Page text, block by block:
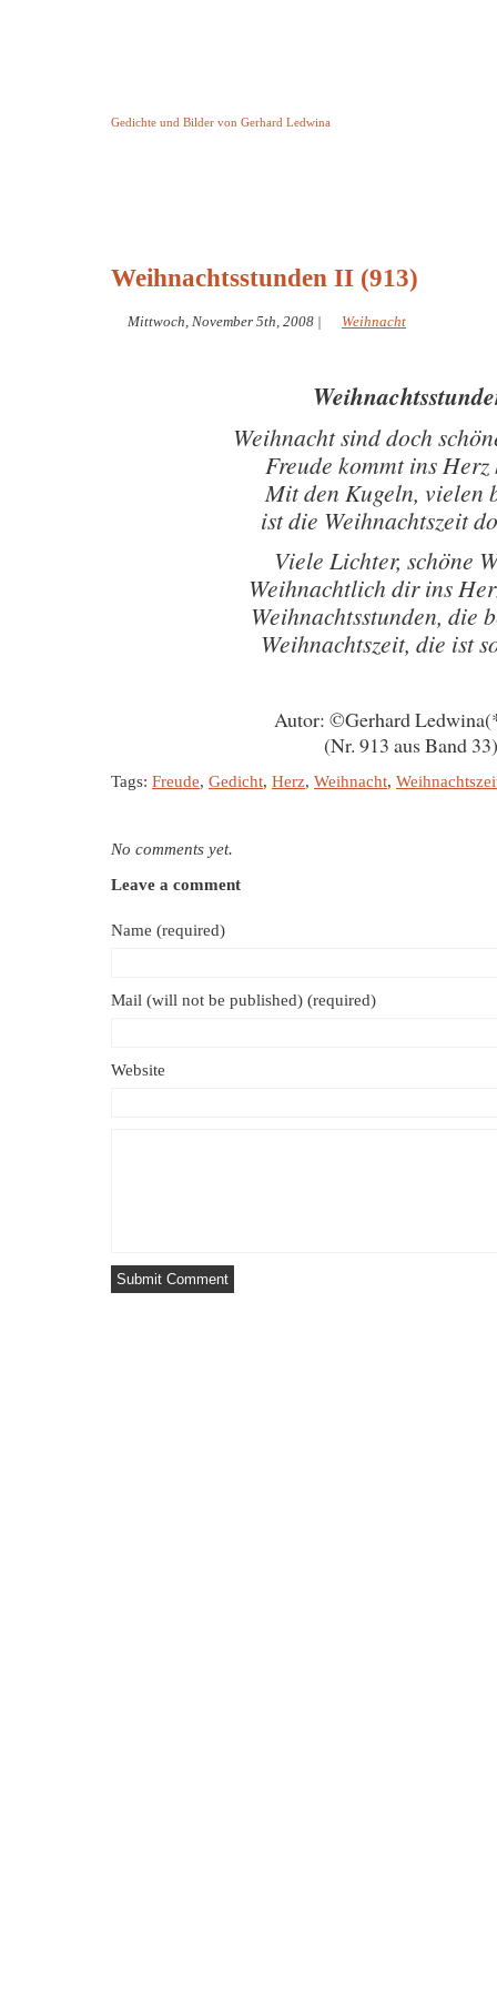
Gedichte und Bilder von Gerhard Ledwina
Weihnachtsstunden II (913)
Mittwoch, November 5th, 2008 | Weihnacht
Weihnacht sind doch
Freude kommt ins
Mit den Kugeln, vielen
ist die Weihnachtszeit
Viele Lichter, schöne
Weihnachtlich dir ins
Weihnachtsstunden, die
Weihnachtszeit, die ist
Autor: ©Gerhard
(Nr. 913 aus Band 33)
Tags: Freude, Gedicht, Herz, Weihnacht,
No comments yet.
Leave a comment
Name (required)
Mail (will not be published) (required)
Website